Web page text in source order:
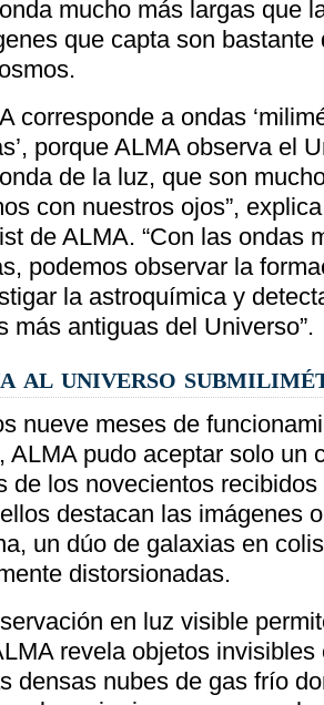
mucho más largas que
que capta son
corresponde a ondas
porque ALMA observa el
de la luz, que son
con nuestros ojos”,
de ALMA. “Con las ondas
podemos observar la
la astroquímica y
más antiguas del Universo”.
al universo
nueve meses de
ALMA pudo aceptar solo un
de los novecientos
destacan las imágenes
un dúo de galaxias en
distorsionadas.
en luz visible
revela objetos
densas nubes de gas frío